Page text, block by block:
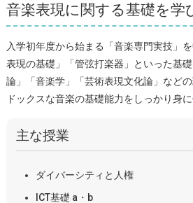
音楽表現に関する基礎を学
入学初年度から始まる「音楽専門実技」
表現の基礎」「管弦打楽器」といった基
論」「音楽学」「芸術表現文化論」など
ドックスな音楽の基礎能力をしっかり身に
主な授業
ダイバーシティと人権
ICT基礎 a・b